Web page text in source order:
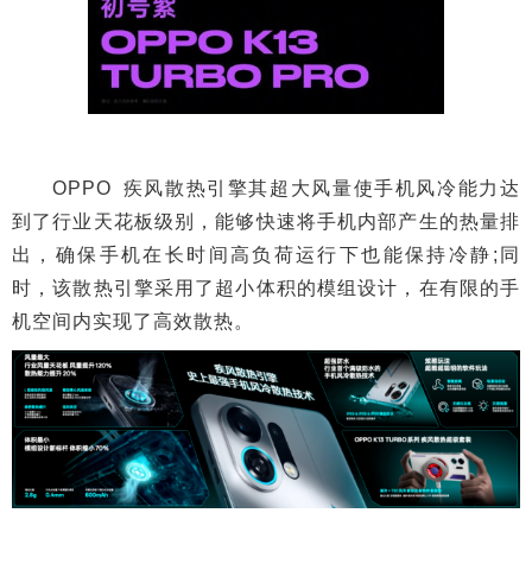
OPPO 疾风散热引擎其超大风量使手机风冷能力达
到了行业天花板级别，能够快速将手机内部产生的热量排
出，确保手机在长时间高负荷运行下也能保持冷静;同
时，该散热引擎采用了超小体积的模组设计，在有限的手
机空间内实现了高效散热。